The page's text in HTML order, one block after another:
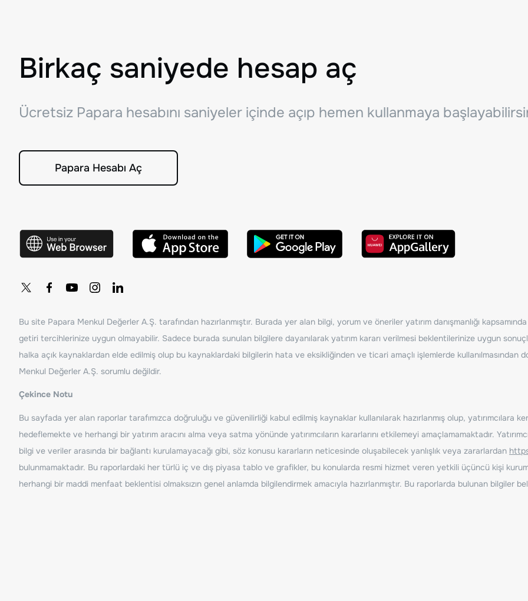
Birkaç saniyede hesap aç
Ücretsiz Papara hesabını saniyeler içinde açıp hemen kullanmaya
Papara Hesabı Aç
Bu site Papara Menkul Değerler A.Ş. tarafından hazırlanmıştır. Burada yer alan bilgi, yorum ve öneriler yatırım danışmanlığı
getiri tercihlerinize uygun olmayabilir. Sadece burada sunulan bilgilere dayanılarak yatırım kararı verilmesi beklentilerinize uygun
halka açık kaynaklardan elde edilmiş olup bu kaynaklardaki bilgilerin hata ve eksikliğinden ve ticari amaçlı işlemlerde
Menkul Değerler A.Ş. sorumlu değildir.
Çekince Notu
Bu sayfada yer alan raporlar tarafımızca doğruluğu ve güvenilirliği kabul edilmiş kaynaklar kullanılarak hazırlanmış olup, yatırımcılara
hedeflemekte ve herhangi bir yatırım aracını alma veya satma yönünde yatırımcıların kararlarını etkilemeyi amaçlamamaktadır.
bilgi ve veriler arasında bir bağlantı kurulamayacağı gibi, söz konusu kararların neticesinde oluşabilecek yanlışlık veya zararlardan
bulunmamaktadır. Bu raporlardaki her türlü iç ve dış piyasa tablo ve grafikler, bu konularda resmi hizmet veren yetkili üçüncü kişi
herhangi bir maddi menfaat beklentisi olmaksızın genel anlamda bilgilendirmek amacıyla hazırlanmıştır. Bu raporlarda bulunan bilgiler